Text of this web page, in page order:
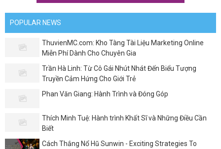
POPULAR NEWS
ThuvienMC.com: Kho Tàng Tài Liệu Marketing Online
Miễn Phí Dành Cho Chuyên Gia
Trần Hà Linh: Từ Cô Gái Nhút Nhát Đến Biểu Tượng
Truyền Cảm Hứng Cho Giới Trẻ
Phan Văn Giang: Hành Trình và Đóng Góp
Thích Minh Tuệ: Hành trình Khất Sĩ và Những Điều Cần
Biết
Cách Thắng Nổ Hũ Sunwin - Exciting Strategies To